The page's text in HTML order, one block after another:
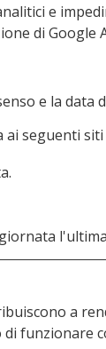
e
di Google
e la
ai seguenti
a
funzionare